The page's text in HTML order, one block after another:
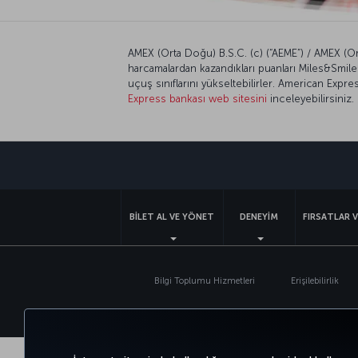
AMEX (Orta Doğu) B.S.C. (c) (“AEME”) / AMEX
harcamalardan kazandıkları puanları
uçuş sınıflarını yükseltebilirler. American
Express bankası web sitesini inceleyebilirsiniz.
BİLET AL VE YÖNET DENEYİM FIRSATLAR
Bilgi Toplumu Hizmetleri Erişilebilirlik